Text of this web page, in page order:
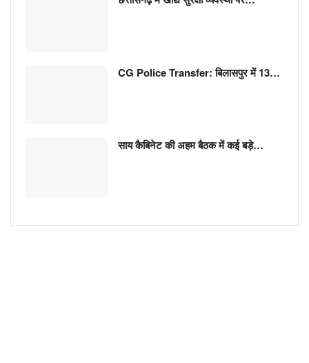
CG Police Transfer: बिलासपुर में 13…
साय कैबिनेट की अहम बैठक में कई बड़े…